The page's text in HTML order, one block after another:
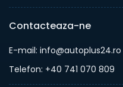
Contacteaza-ne
E-mail: info@autoplus24.ro
Telefon: +40 741 070 809